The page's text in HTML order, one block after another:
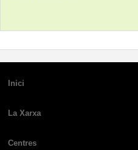
Inici
La Xarxa
Centres